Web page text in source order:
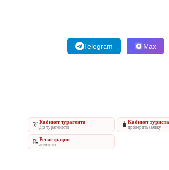
Telegram Max
👔Кабинет турагента
для турагентств 🧳 Кабинет туриста
проверить заявку
📝Регистрация
агентство